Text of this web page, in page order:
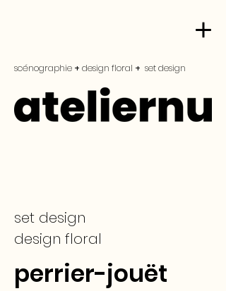
scénographie + design floral + set design
set design
design floral
perrier-jouët